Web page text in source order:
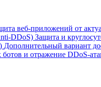
веб-приложений от
Защита и
Дополнительный вариант
и отражение